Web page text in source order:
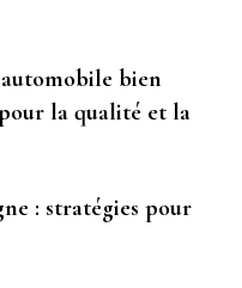
bien
la qualité et la
: stratégies pour